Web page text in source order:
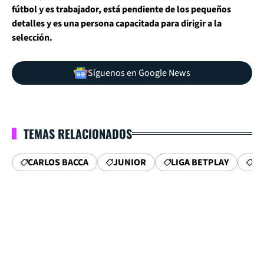
fútbol y es trabajador, está pendiente de los pequeños
detalles y es una persona capacitada para dirigir a la
selección.
Síguenos en Google News
TEMAS RELACIONADOS
CARLOS BACCA JUNIOR LIGA BETPLAY